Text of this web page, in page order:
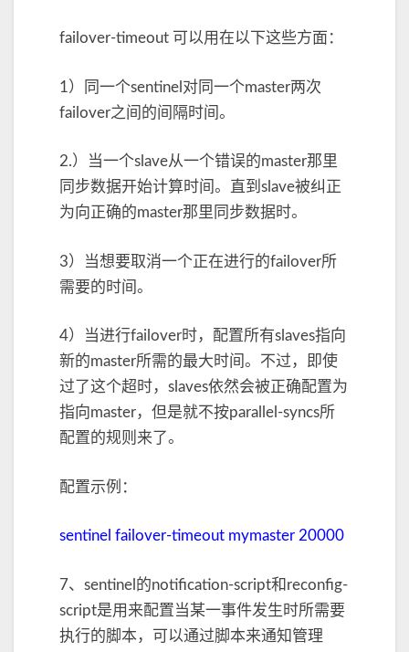
failover-timeout 可以用在以下这些方面：
1）同一个sentinel对同一个master两次
failover之间的间隔时间。
2.）当一个slave从一个错误的master那里
同步数据开始计算时间。直到slave被纠正
为向正确的master那里同步数据时。
3）当想要取消一个正在进行的failover所
需要的时间。
4）当进行failover时，配置所有slaves指向
新的master所需的最大时间。不过，即使
过了这个超时，slaves依然会被正确配置为
指向master，但是就不按parallel-syncs所
配置的规则来了。
配置示例：
sentinel failover-timeout mymaster 20000
7、sentinel的notification-script和reconfig-
script是用来配置当某一事件发生时所需要
执行的脚本，可以通过脚本来通知管理